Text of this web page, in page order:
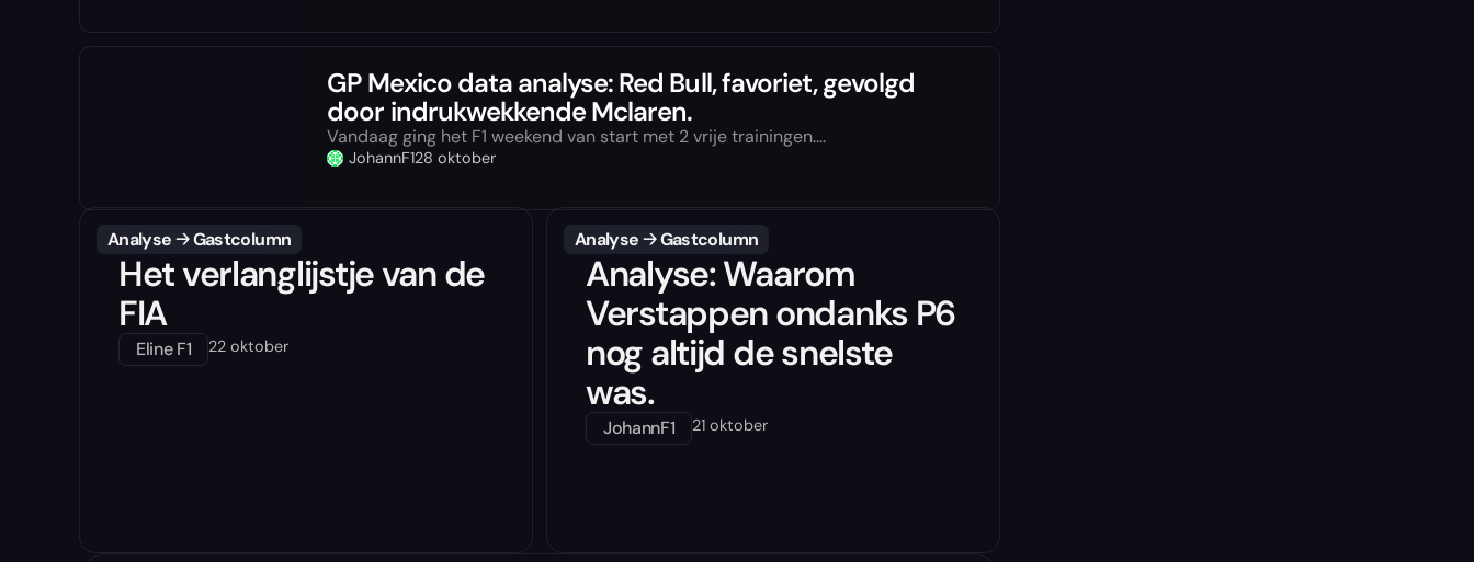
GP Mexico data analyse: Red Bull, favoriet, gevolgd
door indrukwekkende Mclaren.
Vandaag ging het F1 weekend van start met 2 vrije trainingen....
JohannF128 oktober
Analyse🡢Gastcolumn
Het verlanglijstje van de
FIA
Eline F1 22 oktober
Analyse🡢Gastcolumn
Analyse: Waarom
Verstappen ondanks P6
nog altijd de snelste
was.
JohannF1 21 oktober